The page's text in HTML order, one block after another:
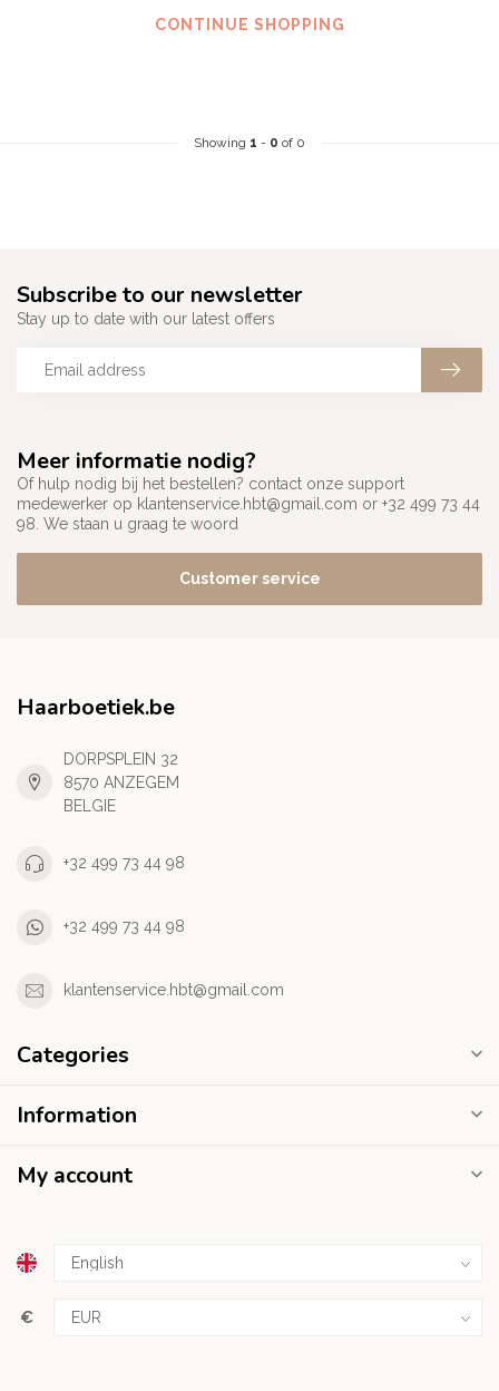
CONTINUE SHOPPING
Showing 1 - 0 of 0
Meer informatie nodig?
Of hulp nodig bij het bestellen? contact onze support
medewerker op klantenservice.hbt@gmail.com or +32 499 73 44
98. We staan u graag te woord
Customer service
Subscribe to our newsletter
Stay up to date with our latest offers
Haarboetiek.be
DORPSPLEIN 32
8570 ANZEGEM
BELGIE
+32 499 73 44 98
+32 499 73 44 98
klantenservice.hbt@gmail.com
Categories
Information
My account
€